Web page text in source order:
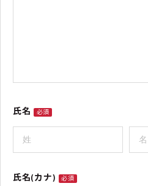
氏名 必須
氏名(カナ) 必須